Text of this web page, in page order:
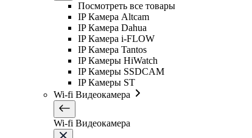
Посмотреть все товары
IP Камера Altcam
IP Камера Dahua
IP Камера i-FLOW
IP Камера Tantos
IP Камеры HiWatch
IP Камеры SSDCAM
IP Камеры ST
Wi-fi Видеокамера
Wi-fi Видеокамера